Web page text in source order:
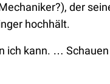
der
hochhält.
ich kann. …